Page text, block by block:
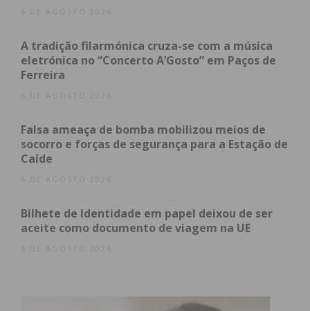
6 DE AGOSTO 2026
A tradição filarmónica cruza-se com a música
eletrónica no “Concerto A’Gosto” em Paços de
Ferreira
6 DE AGOSTO 2026
Falsa ameaça de bomba mobilizou meios de
socorro e forças de segurança para a Estação de
Caíde
6 DE AGOSTO 2026
Bilhete de Identidade em papel deixou de ser
aceite como documento de viagem na UE
6 DE AGOSTO 2026